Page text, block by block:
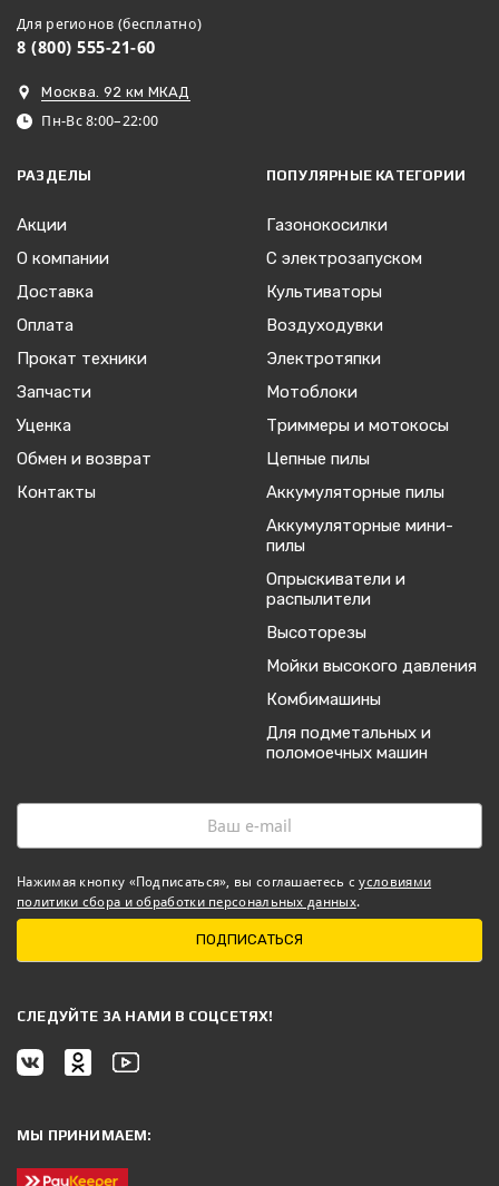
Для регионов (бесплатно)
8 (800) 555-21-60
Москва. 92 км МКАД
Пн-Вс 8:00–22:00
РАЗДЕЛЫ
Акции
О компании
Доставка
Оплата
Прокат техники
Запчасти
Уценка
Обмен и возврат
Контакты
ПОПУЛЯРНЫЕ КАТЕГОРИИ
Газонокосилки
С электрозапуском
Культиваторы
Воздуходувки
Электротяпки
Мотоблоки
Триммеры и мотокосы
Цепные пилы
Аккумуляторные пилы
Аккумуляторные мини-
пилы
Опрыскиватели и
распылители
Высоторезы
Мойки высокого давления
Комбимашины
Для подметальных и
поломоечных машин
Нажимая кнопку «Подписаться», вы соглашаетесь сусловиями
политики сбора и обработки персональных данных.
ПОДПИСАТЬСЯ
CЛЕДУЙТЕ ЗА НАМИ В СОЦСЕТЯХ!
МЫ ПРИНИМАЕМ: